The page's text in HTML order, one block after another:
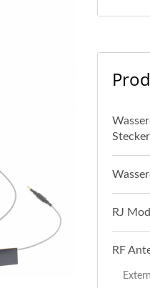
Stecker
RJ
RF